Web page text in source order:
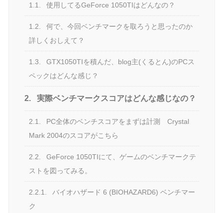
1.1. 使用してるGeForce 1050TIはどんなの？
1.2.
何で、今回ベンチマークを取ろうと思ったのか
詳しくおしえて？
1.3.
GTX1050TIを積んだ、blog主(くるとん)のPCス
ペックはどんな感じ？
2. 実際ベンチマークスコアはどんな感じなの？
2.1.
PC全体のベンチスコアをまずは計測 Crystal
Mark 2004のスコアがこちら
2.2.
GeForce 1050TIにて、ゲームのベンチマークテ
ストを図ってみる。
2.2.1.
バイオハザード 6 (BIOHAZARD6) ベンチマー
ク